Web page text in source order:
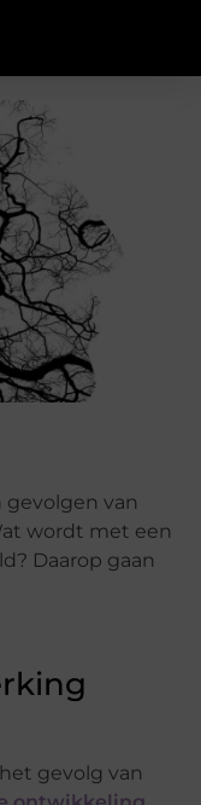
gevolgen van
wordt met een
Daarop gaan
gevolg van